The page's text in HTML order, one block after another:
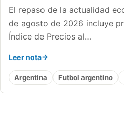
El repaso de la actualidad
de agosto de 2026 incluye
Índice de Precios al…
Leer nota
Argentina Futbol argentino